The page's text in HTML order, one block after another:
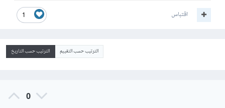
1 اقتباس
الترتيب حسب التقييم الترتيب حسب التاريخ
0